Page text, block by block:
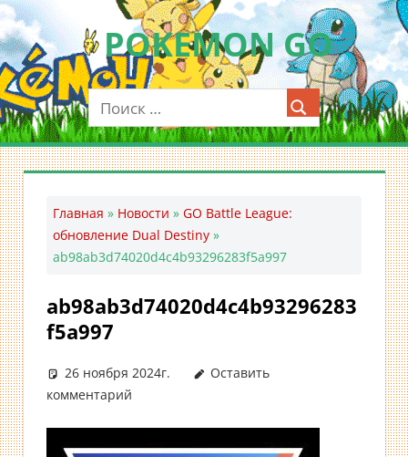
Перейти
к
содержимомуPOKEMON GO
Мобильное
приложение
для
ловли
Покемон
Главная » Новости » GO Battle League:
обновление Dual Destiny »
ab98ab3d74020d4c4b93296283f5a997
ab98ab3d74020d4c4b93296283
f5a997
26 ноября 2024г.
Оставить
комментарий